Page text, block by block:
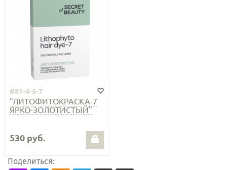
#81-4-5-7
"ЛИТОФИТОКРАСКА-7
ЯРКО-ЗОЛОТИСТЫЙ"
530 руб.
Поделиться: